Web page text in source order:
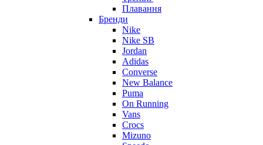
Плавання
Бренди
Nike
Nike SB
Jordan
Adidas
Converse
New Balance
Puma
On Running
Vans
Crocs
Mizuno